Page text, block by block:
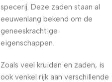
specerij. Deze zaden staan al
eeuwenlang bekend om de
geneeskrachtige
eigenschappen.
Zoals veel kruiden en zaden, is
ook venkel rijk aan verschillende